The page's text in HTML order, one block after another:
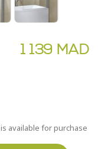
1 139 MAD
available for purchase